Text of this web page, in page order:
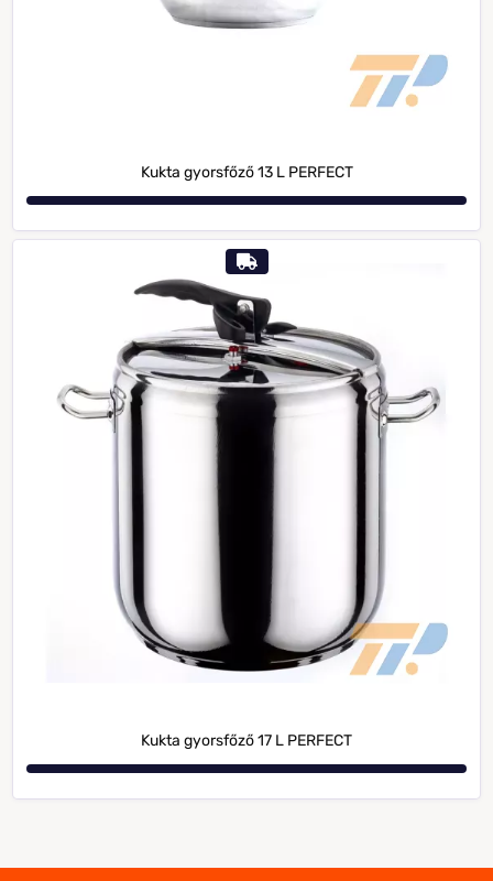
Kukta gyorsfőző 13 L PERFECT
Kukta gyorsfőző 17 L PERFECT